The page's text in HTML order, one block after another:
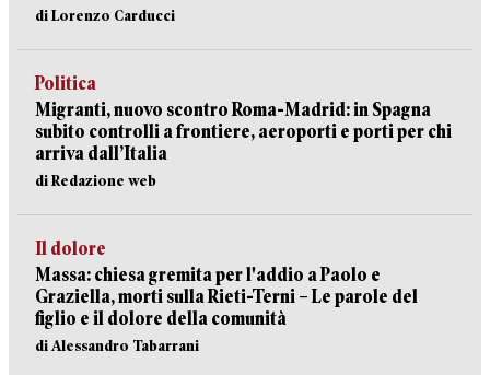
di Lorenzo Carducci
Politica
Migranti, nuovo scontro Roma-Madrid: in Spagna
subito controlli a frontiere, aeroporti e porti per chi
arriva dall’Italia
di Redazione web
Il dolore
Massa: chiesa gremita per l'addio a Paolo e
Graziella, morti sulla Rieti-Terni – Le parole del
figlio e il dolore della comunità
di Alessandro Tabarrani